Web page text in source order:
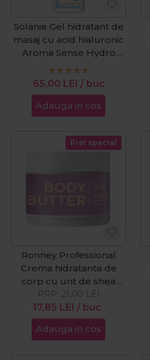
Solanie Gel hidratant de
masaj cu acid hialuronic
Aroma Sense Hydro
Booster 300ml
65,00 LEI / buc
Adauga in cos
Pret special
Ronney Professional
Crema hidratanta de
corp cu unt de shea
Body Butter 300ml
17,85 LEI / buc
PRP: 21,00 LEI
Adauga in cos